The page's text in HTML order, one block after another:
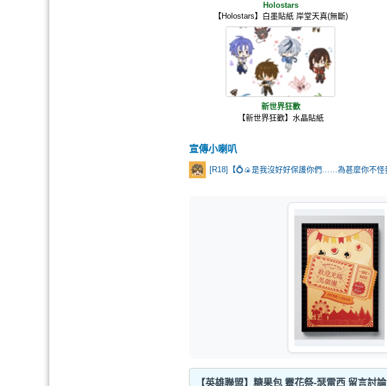
Holostars
【Holostars】白墨貼紙 岸堂天真(無斷)
新世界狂歡
【新世界狂歡】水晶貼紙
宣傳小喇叭
【英雄聯盟】糖果包 靈花祭-瑟雷西 留言討論